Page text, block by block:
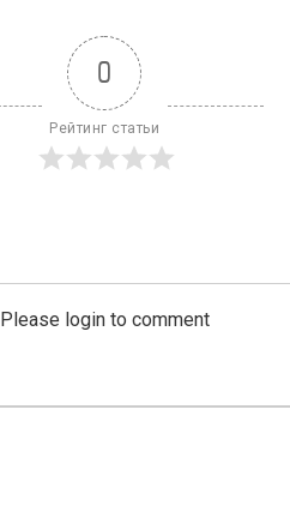
0
Рейтинг статьи
Please login to comment